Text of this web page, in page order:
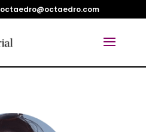
octaedro@octaedro.com